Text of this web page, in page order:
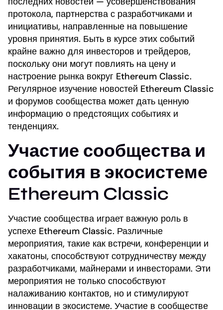
протокола, партнерства с разработчиками и
инициативы, направленные на повышение
уровня принятия. Быть в курсе этих событий
крайне важно для инвесторов и трейдеров,
поскольку они могут повлиять на цену и
настроение рынка вокруг Ethereum Classic.
Регулярное изучение новостей Ethereum Classic
и форумов сообщества может дать ценную
информацию о предстоящих событиях и
тенденциях.
Участие сообщества и
события в экосистеме
Ethereum Classic
Участие сообщества играет важную роль в
успехе Ethereum Classic. Различные
мероприятия, такие как встречи, конференции и
хакатоны, способствуют сотрудничеству между
разработчиками, майнерами и инвесторами. Эти
мероприятия не только способствуют
налаживанию контактов, но и стимулируют
инновации в экосистеме. Участие в сообществе